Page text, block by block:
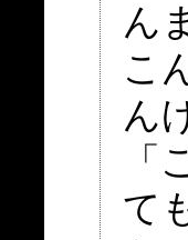
ん
こ
ん
て